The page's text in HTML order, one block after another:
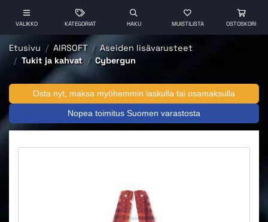
VALIKKO KATEGORIAT HAKU MUISTILISTA OSTOSKORI
Etusivu AIRSOFT
Aseiden lisävarusteet
Tukit ja kahvat
Cybergun
Osta nyt, maksa myöhemmin laskulla tai osamaksulla
Nopea toimitus Suomen varastosta